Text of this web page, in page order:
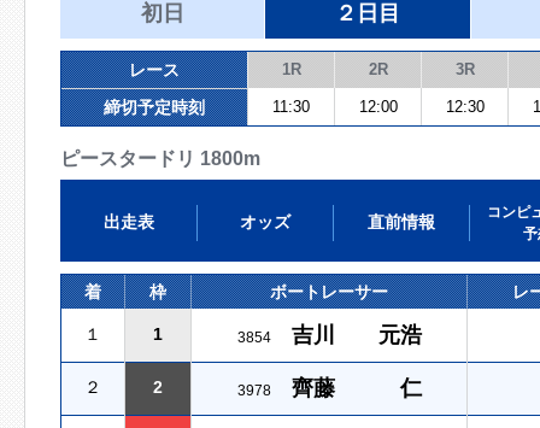
初日 ２日目
レース 1R 2R 3R
締切予定時刻 11:30 12:00 12:30
ピースタードリ 1800m
出走表 オッズ 直前情報
コンピ
予
着 枠 ボートレーサー レ
１ 1 3854 吉川 元浩
２ 2 3978 齊藤 仁